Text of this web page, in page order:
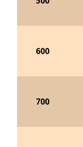
600
700